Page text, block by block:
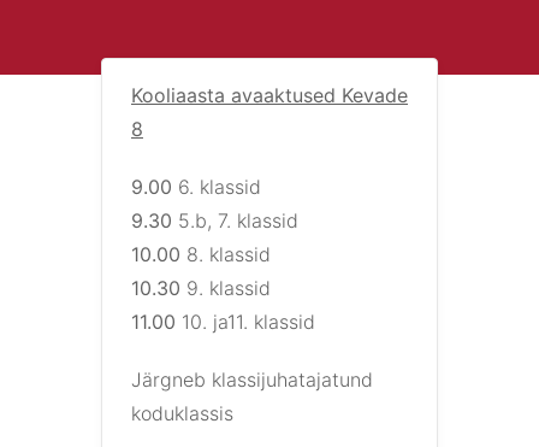
Kooliaasta avaaktused Kevade
8
9.00 6. klassid
9.30 5.b, 7. klassid
10.00 8. klassid
10.30 9. klassid
11.00 10. ja11. klassid
Järgneb klassijuhatajatund
koduklassis